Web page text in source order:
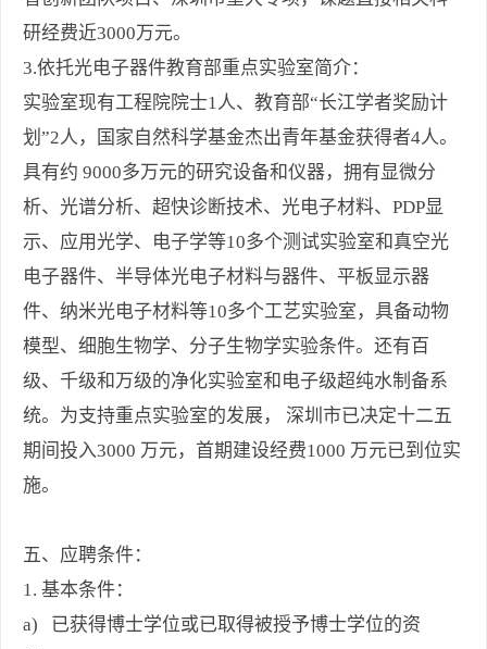
研经费近3000万元。
3.依托光电子器件教育部重点实验室简介：
实验室现有工程院院士1人、教育部“长江学者奖励计
划”2人，国家自然科学基金杰出青年基金获得者4人。
具有约 9000多万元的研究设备和仪器，拥有显微分
析、光谱分析、超快诊断技术、光电子材料、PDP显
示、应用光学、电子学等10多个测试实验室和真空光
电子器件、半导体光电子材料与器件、平板显示器
件、纳米光电子材料等10多个工艺实验室，具备动物
模型、细胞生物学、分子生物学实验条件。还有百
级、千级和万级的净化实验室和电子级超纯水制备系
统。为支持重点实验室的发展， 深圳市已决定十二五
期间投入3000 万元，首期建设经费1000 万元已到位实
施。
五、应聘条件：
1. 基本条件：
a) 已获得博士学位或已取得被授予博士学位的资